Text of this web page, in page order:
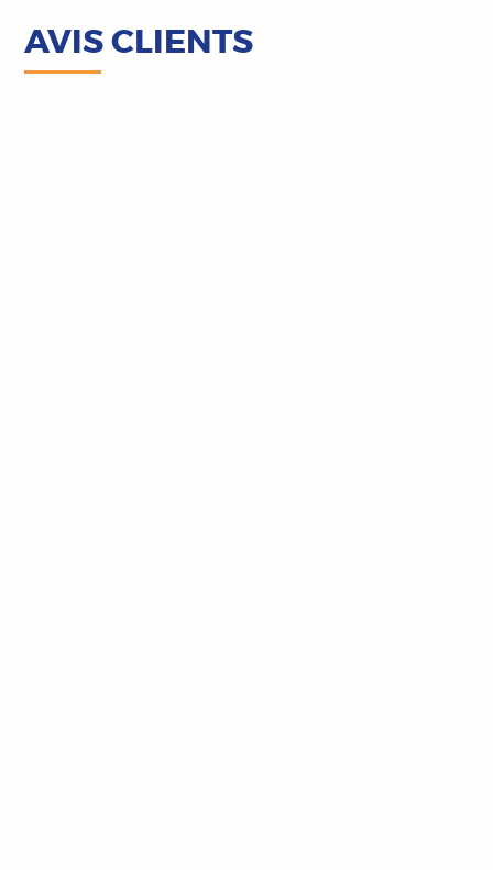
AVIS CLIENTS